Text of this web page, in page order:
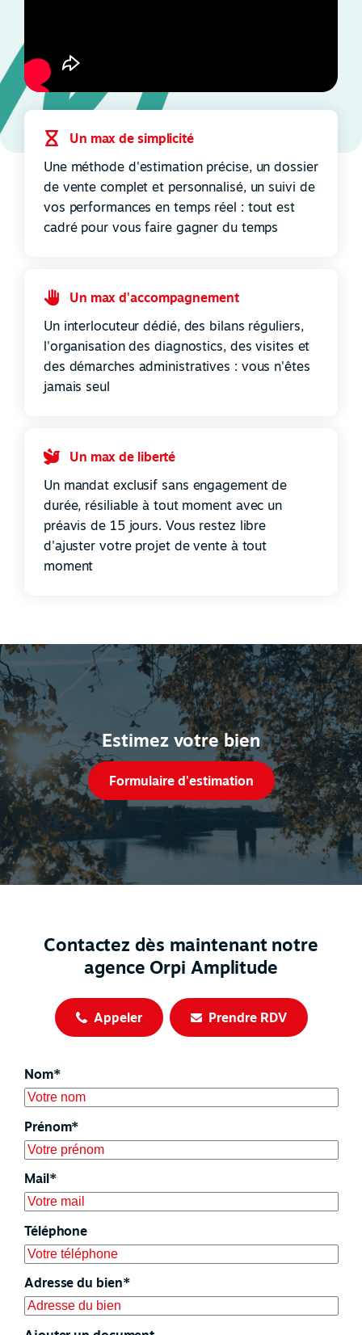
Un max de simplicité
Une méthode d'estimation précise, un dossier
de vente complet et personnalisé, un suivi de
vos performances en temps réel : tout est
cadré pour vous faire gagner du temps
Un max d'accompagnement
Un interlocuteur dédié, des bilans réguliers,
l'organisation des diagnostics, des visites et
des démarches administratives : vous n'êtes
jamais seul
Un max de liberté
Un mandat exclusif sans engagement de
durée, résiliable à tout moment avec un
préavis de 15 jours. Vous restez libre
d'ajuster votre projet de vente à tout
moment
Estimez votre bien
Formulaire d'estimation
Contactez dès maintenant notre
agence Orpi Amplitude
Appeler Prendre RDV
Nom*
Prénom*
Mail*
Téléphone
Adresse du bien*